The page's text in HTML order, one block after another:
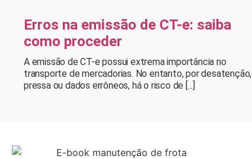
Erros na emissão de CT-e: saiba
como proceder
A emissão de CT-e possui extrema importância no
transporte de mercadorias. No entanto, por desatenção,
pressa ou dados errôneos, há o risco de [...]